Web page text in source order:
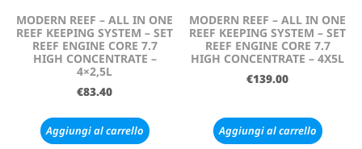
MODERN REEF – ALL IN ONE
REEF KEEPING SYSTEM – SET
REEF ENGINE CORE 7.7
HIGH CONCENTRATE –
4×2,5L
€83.40
Aggiungi al carrello
MODERN REEF – ALL IN ONE
REEF KEEPING SYSTEM – SET
REEF ENGINE CORE 7.7
HIGH CONCENTRATE – 4X5L
€139.00
Aggiungi al carrello